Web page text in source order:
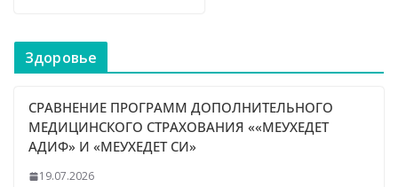
Здоровье
СРАВНЕНИЕ ПРОГРАММ ДОПОЛНИТЕЛЬНОГО
МЕДИЦИНСКОГО СТРАХОВАНИЯ ««МЕУХЕДЕТ
АДИФ» И «МЕУХЕДЕТ СИ»
19.07.2026